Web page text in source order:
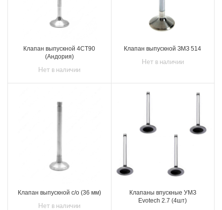
Клапан выпускной 4СТ90
(Андория)
Нет в наличии
Клапан выпускной ЗМЗ 514
Нет в наличии
Клапан выпускной с/о (36 мм)
Нет в наличии
Клапаны впускные УМЗ
Evotech 2.7 (4шт)